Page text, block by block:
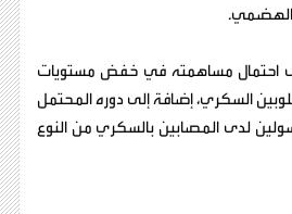
الهضمي.
احتمال مساهمته في خفض مستويات
السكري، إضافة إلى دوره المحتمل
لدى المصابين بالسكري من النوع